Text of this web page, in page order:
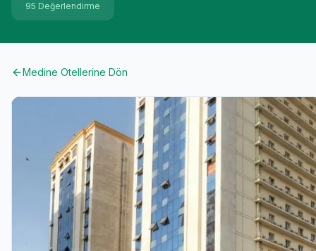
95 Değerlendirme
Medine Otellerine Dön